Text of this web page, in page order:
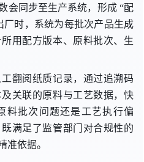
会同步至生产系统， 形成 “配
厂时，系统为每批次产品生成
用配方版本、原料批次、生
翻阅纸质记录，通过追溯码
关联的原料与工艺数据，快
料批次问题还是工艺执行偏
满足了监管部门对合规性的
准依据。